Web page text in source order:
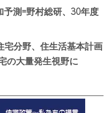
測=野村総研、30年度
宅分野、住生活基本計画
の大量発生視野に